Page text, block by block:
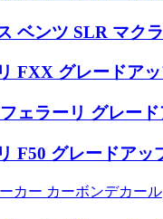
ベンツ SLR マク
FXX グレードア
ェラーリ グレード
F50 グレードアッ
カー カーボンデカール